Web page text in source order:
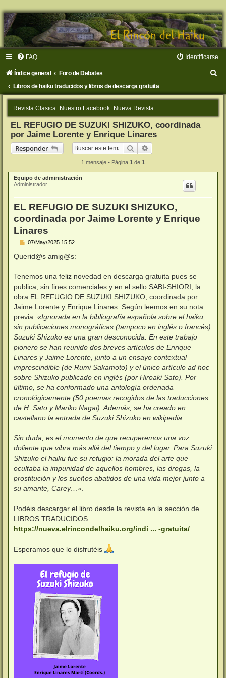
FAQ Identificarse
Índice general
Foro de Debates
Libros de haiku traducidos y libros de descarga gratuita
s
Revista Clasica Nuestro Facebook Nueva Revista
EL REFUGIO DE SUZUKI SHIZUKO, coordinada
por Jaime Lorente y Enrique Linares
Responder
Buscar
1 mensaje • Página 1 de 1
Equipo de administración
Administrador
EL REFUGIO DE SUZUKI SHIZUKO,
coordinada por Jaime Lorente y Enrique
Linares
M
n
j
e
07/May/2025 15:52
Querid@s amig@s:
Tenemos una feliz novedad en descarga gratuita pues se
publica, sin fines comerciales y en el sello SABI-SHIORI, la
obra EL REFUGIO DE SUZUKI SHIZUKO, coordinada por
Jaime Lorente y Enrique Linares. Según leemos en su nota
previa: «Ignorada en la bibliografía española sobre el haiku,
sin publicaciones monográficas (tampoco en inglés o francés)
Suzuki Shizuko es una gran desconocida. En este trabajo
pionero se han reunido dos breves artículos de Enrique
Linares y Jaime Lorente, junto a un ensayo contextual
imprescindible (de Rumi Sakamoto) y el único artículo ad hoc
sobre Shizuko publicado en inglés (por Hiroaki Sato). Por
último, se ha conformado una antología ordenada
cronológicamente (50 poemas recogidos de las traducciones
de H. Sato y Mariko Nagai). Además, se ha creado en
castellano la entrada de Suzuki Shizuko en wikipedia.
Sin duda, es el momento de que recuperemos una voz
doliente que vibra más allá del tiempo y del lugar. Para Suzuki
Shizuko el haiku fue su refugio: la morada del arte que
ocultaba la impunidad de aquellos hombres, las drogas, la
prostitución y los sueños abatidos de una vida mejor junto a
su amante, Carey…»
Podéis descargar el libro desde la revista en la sección de
LIBROS TRADUCIDOS:
https://nueva.elrincondelhaiku.org/indi ... -gratuita/
Esperamos que lo disfrutéis